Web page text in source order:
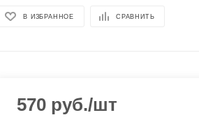
В ИЗБРАННОЕ СРАВНИТЬ
570 руб./шт